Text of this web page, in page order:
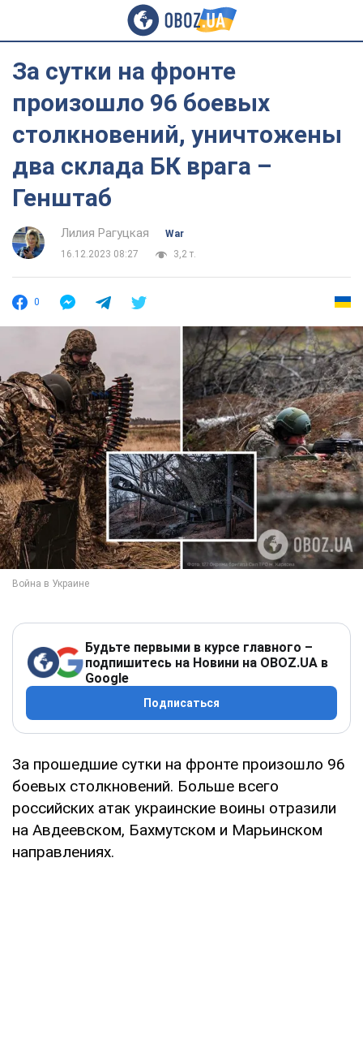
За сутки на фронте
произошло 96 боевых
столкновений, уничтожены
два склада БК врага –
Генштаб
Лилия Рагуцкая
War
16.12.2023 08:27
3,2 т.
0
Будьте первыми в курсе главного –
подпишитесь на Новини на OBOZ.UA в
Google
Подписаться
За прошедшие сутки на фронте произошло 96
боевых столкновений. Больше всего
российских атак украинские воины отразили
на Авдеевском, Бахмутском и Марьинском
направлениях.